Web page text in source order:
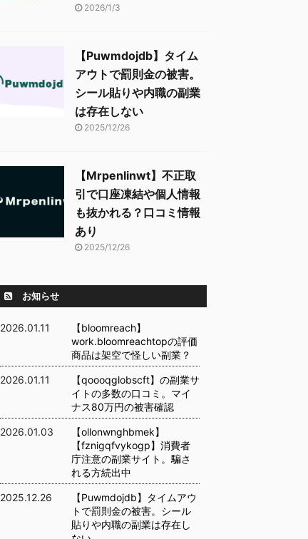
2026/1/3
【Puwmdojdb】タイム
アウトで罰則金の被害。
シール貼りや内職の副業
は存在しない
2025/12/26
【Mrpenlinwt】不正取
引で口座凍結や個人情報
も抜かれる？口コミ情報
あり
2025/12/26
お知らせ
2026.01.11
【bloomreach】
work.bloomreachtopの評価
商品は架空で怪しい副業？
2026.01.11
【qoooqglobscft】の副業サ
イトの多数の口コミ。マイ
ナス80万円の被害確認
2026.01.03
【ollonwnghbmek】
【fznigqfvykogp】消費者
庁注意の副業サイト。騙さ
れる方続出中
2025.12.26
【Puwmdojdb】タイムアウ
トで罰則金の被害。シール
貼りや内職の副業は存在し